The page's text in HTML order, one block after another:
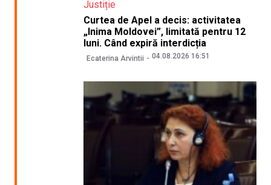
Justiție
Curtea de Apel a decis: activitatea
„Inima Moldovei”, limitată pentru 12
luni. Când expiră interdicția
Ecaterina Arvintii 04.08.2026 16:51